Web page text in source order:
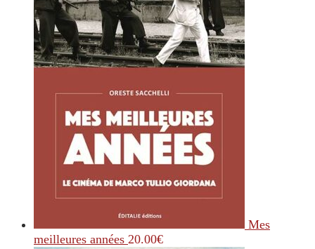
Mes
meilleures années 20.00€